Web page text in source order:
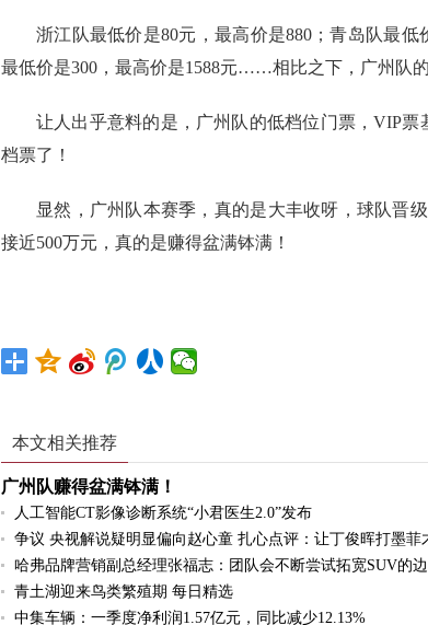
浙江队最低价是80元，最高价是880；青岛队最低
最低价是300，最高价是1588元……相比之下，广州队
让人出乎意料的是，广州队的低档位门票，VIP
档票了！
显然，广州队本赛季，真的是大丰收呀，球队晋
接近500万元，真的是赚得盆满钵满！
本文相关推荐
广州队赚得盆满钵满！
人工智能CT影像诊断系统“小君医生2.0”发布
争议 央视解说疑明显偏向赵心童 扎心点评：让丁俊晖打墨菲
哈弗品牌营销副总经理张福志：团队会不断尝试拓宽SUV的
青土湖迎来鸟类繁殖期 每日精选
中集车辆：一季度净利润1.57亿元，同比减少12.13%